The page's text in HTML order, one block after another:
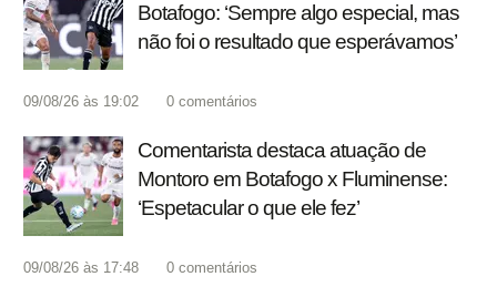
Botafogo: ‘Sempre algo especial, mas
não foi o resultado que esperávamos’
09/08/26 às 19:02 0 comentários
Comentarista destaca atuação de
Montoro em Botafogo x Fluminense:
‘Espetacular o que ele fez’
09/08/26 às 17:48 0 comentários